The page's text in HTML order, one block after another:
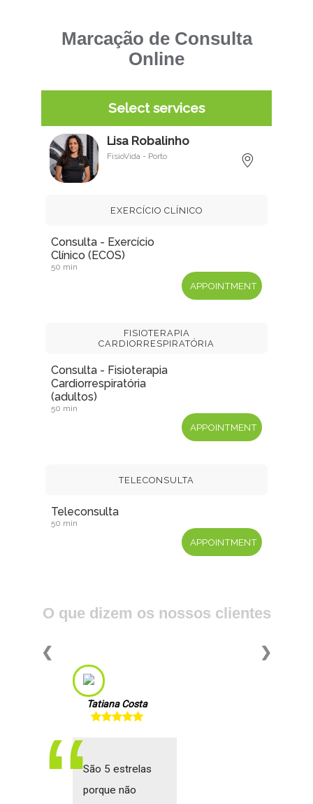
Marcação de Consulta
Online
O que dizem os nossos clientes
❮ ❯
Tatiana Costa
São 5 estrelas
porque não